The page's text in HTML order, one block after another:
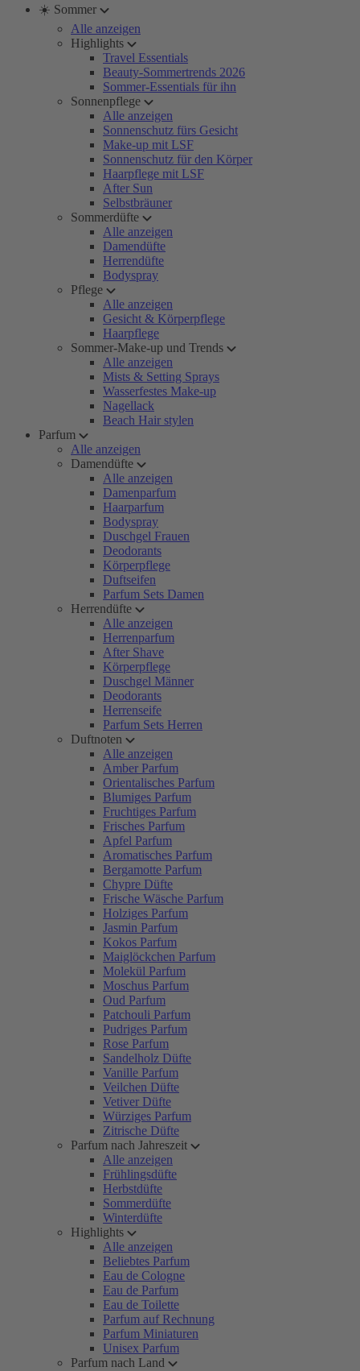
☀️ Sommer
Alle anzeigen
Highlights
Travel Essentials
Beauty-Sommertrends 2026
Sommer-Essentials für ihn
Sonnenpflege
Alle anzeigen
Sonnenschutz fürs Gesicht
Make-up mit LSF
Sonnenschutz für den Körper
Haarpflege mit LSF
After Sun
Selbstbräuner
Sommerdüfte
Alle anzeigen
Damendüfte
Herrendüfte
Bodyspray
Pflege
Alle anzeigen
Gesicht & Körperpflege
Haarpflege
Sommer-Make-up und Trends
Alle anzeigen
Mists & Setting Sprays
Wasserfestes Make-up
Nagellack
Beach Hair stylen
Parfum
Alle anzeigen
Damendüfte
Alle anzeigen
Damenparfum
Haarparfum
Bodyspray
Duschgel Frauen
Deodorants
Körperpflege
Duftseifen
Parfum Sets Damen
Herrendüfte
Alle anzeigen
Herrenparfum
After Shave
Körperpflege
Duschgel Männer
Deodorants
Herrenseife
Parfum Sets Herren
Duftnoten
Alle anzeigen
Amber Parfum
Orientalisches Parfum
Blumiges Parfum
Fruchtiges Parfum
Frisches Parfum
Apfel Parfum
Aromatisches Parfum
Bergamotte Parfum
Chypre Düfte
Frische Wäsche Parfum
Holziges Parfum
Jasmin Parfum
Kokos Parfum
Maiglöckchen Parfum
Molekül Parfum
Moschus Parfum
Oud Parfum
Patchouli Parfum
Pudriges Parfum
Rose Parfum
Sandelholz Düfte
Vanille Parfum
Veilchen Düfte
Vetiver Düfte
Würziges Parfum
Zitrische Düfte
Parfum nach Jahreszeit
Alle anzeigen
Frühlingsdüfte
Herbstdüfte
Sommerdüfte
Winterdüfte
Highlights
Alle anzeigen
Beliebtes Parfum
Eau de Cologne
Eau de Parfum
Eau de Toilette
Parfum auf Rechnung
Parfum Miniaturen
Unisex Parfum
Parfum nach Land